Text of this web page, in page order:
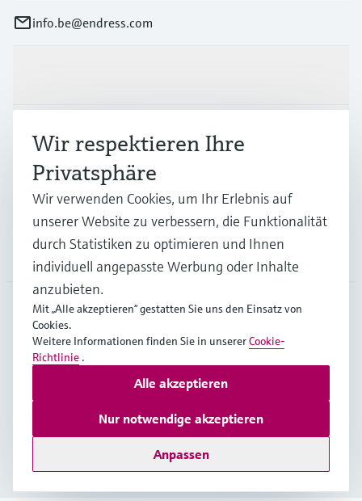
info.be@endress.com
Branchen
Support
Unternehmen
BEL
Copyright © Endress+Hauser Group Services AG
Nutzungsbedingungen
Datenschutz
Wir respektieren Ihre
Privatsphäre
Wir verwenden Cookies, um Ihr Erlebnis auf
unserer Website zu verbessern, die Funktionalität
durch Statistiken zu optimieren und Ihnen
individuell angepasste Werbung oder Inhalte
anzubieten.
Mit „Alle akzeptieren“ gestatten Sie uns den Einsatz von
Cookies.
Weitere Informationen finden Sie in unsererCookie-
Richtlinie .
Anpassen
Nur notwendige akzeptieren
Alle akzeptieren